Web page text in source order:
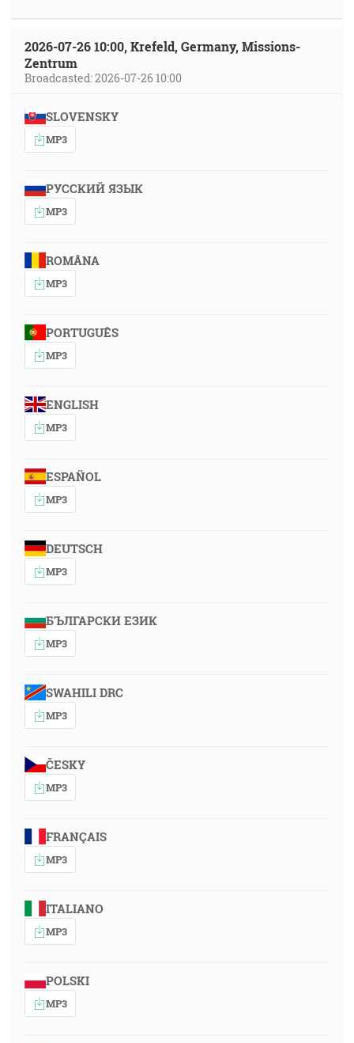
2026-07-26 10:00, Krefeld, Germany, Missions-
Zentrum
Broadcasted: 2026-07-26 10:00
SLOVENSKY
MP3
РУССКИЙ ЯЗЫК
MP3
ROMÂNA
MP3
PORTUGUÊS
MP3
ENGLISH
MP3
ESPAÑOL
MP3
DEUTSCH
MP3
БЪЛГАРСКИ ЕЗИК
MP3
SWAHILI DRC
MP3
ČESKY
MP3
FRANÇAIS
MP3
ITALIANO
MP3
POLSKI
MP3